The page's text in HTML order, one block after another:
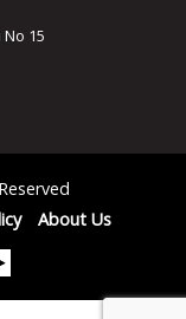
No 15
About Us